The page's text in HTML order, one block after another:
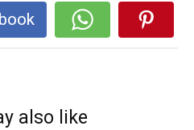
also like